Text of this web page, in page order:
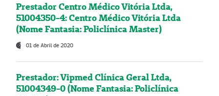
Prestador Centro Médico Vitória Ltda,
51004350-4: Centro Médico Vitória Ltda
(Nome Fantasia: Policlínica Master)
01 de Abril de 2020
Prestador: Vipmed Clínica Geral Ltda,
51004349-0 (Nome Fantasia: Policlínica